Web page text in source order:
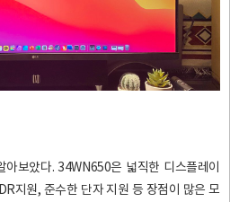
보았다. 34WN650은 넓직한 디스플레이
지원, 준수한 단자 지원 등 장점이 많은 모